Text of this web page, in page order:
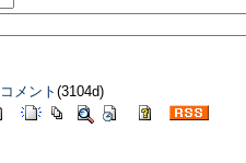
メント (3104d)